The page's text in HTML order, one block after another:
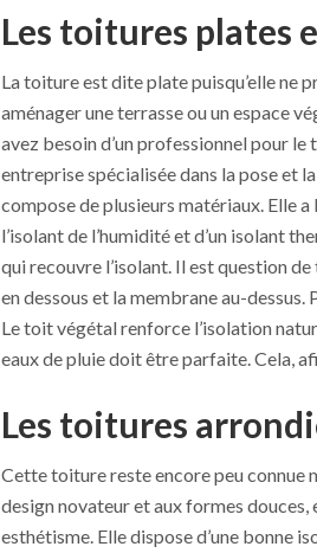
Les toitures plates
La toiture est dite plate puisqu’elle ne
aménager une terrasse ou un espace
avez besoin d’un professionnel pour
entreprise spécialisée dans la pose et
compose de plusieurs matériaux. Elle a
l’isolant de l’humidité et d’un isolant
qui recouvre l’isolant. Il est question
en dessous et la membrane au-dessus.
Le toit végétal renforce l’isolation
eaux de pluie doit être parfaite. Cela,
Les toitures
Cette toiture reste encore peu connue
design novateur et aux formes
esthétisme. Elle dispose d’une bonne